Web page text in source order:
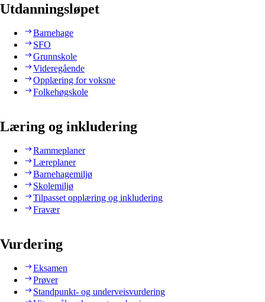
Utdanningsløpet
Barnehage
SFO
Grunnskole
Videregående
Opplæring for voksne
Folkehøgskole
Læring og inkludering
Rammeplaner
Læreplaner
Barnehagemiljø
Skolemiljø
Tilpasset opplæring og inkludering
Fravær
Vurdering
Eksamen
Prøver
Standpunkt- og underveisvurdering